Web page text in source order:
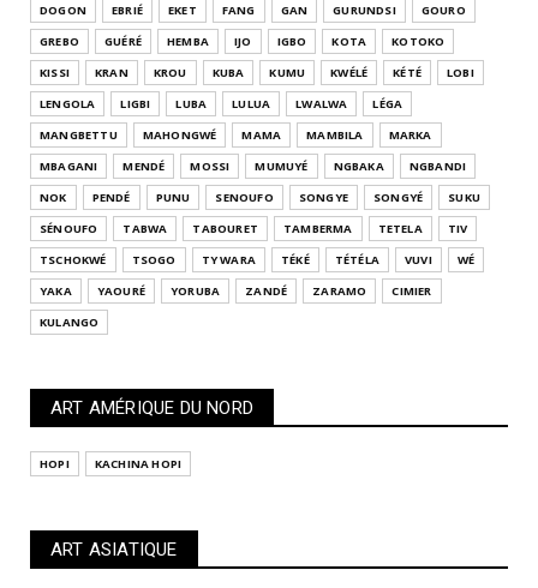
DOGON
EBRIÉ EKET FANG GAN GURUNDSI
GOURO
GREBO
GUÉRÉ HEMBA IJO IGBO KOTA
KOTOKO
KISSI
KRAN KROU KUBA KUMU KWÉLÉ KÉTÉ
LOBI
LENGOLA
LIGBI LUBA LULUA LWALWA
LÉGA
MANGBETTU
MAHONGWÉ MAMA MAMBILA
MARKA
MBAGANI
MENDÉ MOSSI MUMUYÉ NGBAKA
NGBANDI
NOK
PENDÉ PUNU SENOUFO SONGYE SONGYÉ
SUKU
SÉNOUFO
TABWA TABOURET TAMBERMA TETELA
TIV
TSCHOKWÉ
TSOGO TY WARA TÉKÉ TÉTÉLA VUVI
WÉ
YAKA
YAOURÉ YORUBA ZANDÉ ZARAMO
CIMIER
KULANGO
ART AMÉRIQUE DU NORD
HOPI KACHINA HOPI
ART ASIATIQUE